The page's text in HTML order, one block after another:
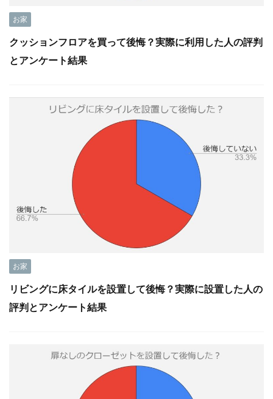
お家
クッションフロアを買って後悔？実際に利用した人の評判
とアンケート結果
お家
リビングに床タイルを設置して後悔？実際に設置した人の
評判とアンケート結果